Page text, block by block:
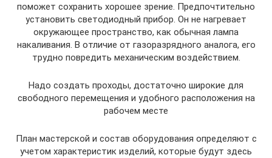
поможет сохранить хорошее зрение. Предпочтительно
установить светодиодный прибор. Он не нагревает
окружающее пространство, как обычная лампа
накаливания. В отличие от газоразрядного аналога, его
трудно повредить механическим воздействием.
Надо создать проходы, достаточно широкие для
свободного перемещения и удобного расположения на
рабочем месте
План мастерской и состав оборудования определяют с
учетом характеристик изделий, которые будут здесь